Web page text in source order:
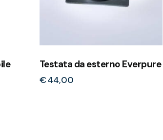
Testata da esterno Everpure
€44,00